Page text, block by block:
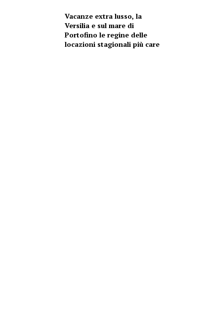
Vacanze extra lusso, la
Versilia e sul mare di
Portofino le regine delle
locazioni stagionali più care